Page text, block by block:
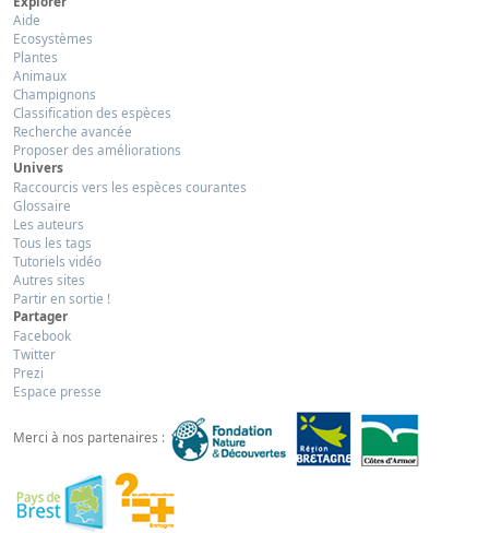
Aide
Ecosystèmes
Plantes
Animaux
Champignons
Classification des espèces
Recherche avancée
Proposer des améliorations
Univers
Raccourcis vers les espèces courantes
Glossaire
Les auteurs
Tous les tags
Tutoriels vidéo
Autres sites
Partir en sortie !
Partager
Facebook
Twitter
Prezi
Espace presse
Merci à nos partenaires :